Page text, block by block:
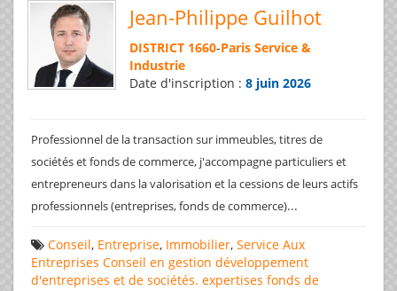
Jean-Philippe Guilhot
DISTRICT 1660-Paris Service &
Industrie
Date d'inscription : 8 juin 2026
Professionnel de la transaction sur immeubles, titres de
sociétés et fonds de commerce, j'accompagne particuliers et
entrepreneurs dans la valorisation et la cessions de leurs actifs
professionnels (entreprises, fonds de commerce)...
Conseil, Entreprise, Immobilier, Service Aux
Entreprises Conseil en gestion développement
d'entreprises et de sociétés. expertises fonds de